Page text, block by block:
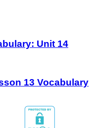
Unit 14
13 Vocabulary